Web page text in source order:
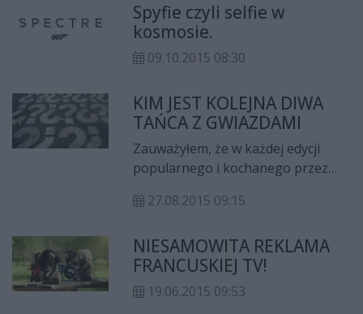
Spyfie czyli selfie w
kosmosie.
09.10.2015 08:30
KIM JEST KOLEJNA DIWA
TAŃCA Z GWIAZDAMI
Zauważyłem, że w każdej edycji
popularnego i kochanego przez
się co najmniej jedna diwa. Jest to z
pewnością wygra już na starcie i to
tylko kwestia czasu, aż… inni się o
tym przekonają. Prawda jest jednak
27.08.2015 09:15
NIESAMOWITA REKLAMA
FRANCUSKIEJ TV!
19.06.2015 09:53